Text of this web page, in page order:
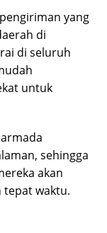
yang
di
di seluruh
untuk
sehingga
akan
tepat waktu.